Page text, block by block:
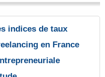
indices de taux
en France